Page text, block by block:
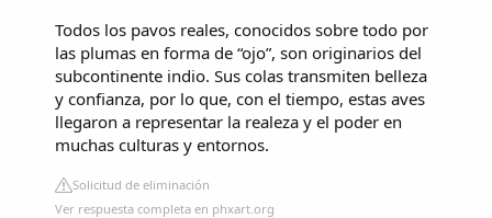
Todos los pavos reales, conocidos sobre todo por
las plumas en forma de “ojo”, son originarios del
subcontinente indio. Sus colas transmiten belleza
y confianza, por lo que, con el tiempo, estas aves
llegaron a representar la realeza y el poder en
muchas culturas y entornos.
Solicitud de eliminación
Ver respuesta completa en phxart.org